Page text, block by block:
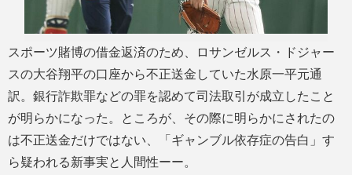
スポーツ賭博の借金返済のため、ロサンゼルス・ドジャー
スの大谷翔平の口座から不正送金していた水原一平元通
訳。銀行詐欺罪などの罪を認めて司法取引が成立したこと
が明らかになった。ところが、その際に明らかにされたの
は不正送金だけではない、「ギャンブル依存症の告白」す
ら疑われる新事実と人間性ーー。